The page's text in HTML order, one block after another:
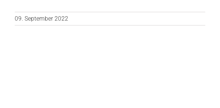
09. September 2022